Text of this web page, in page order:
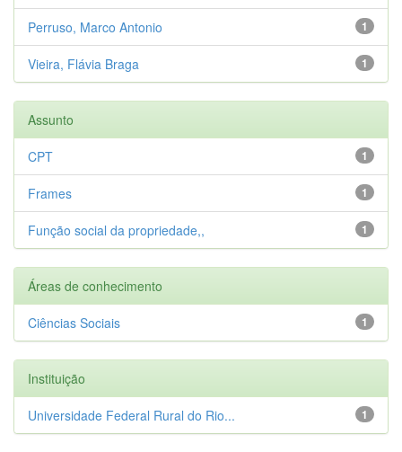
1
Perruso, Marco Antonio
1
Vieira, Flávia Braga
Assunto
1
CPT
1
Frames
1
Função social da propriedade,,
Áreas de conhecimento
1
Ciências Sociais
Instituição
1
Universidade Federal Rural do Rio...